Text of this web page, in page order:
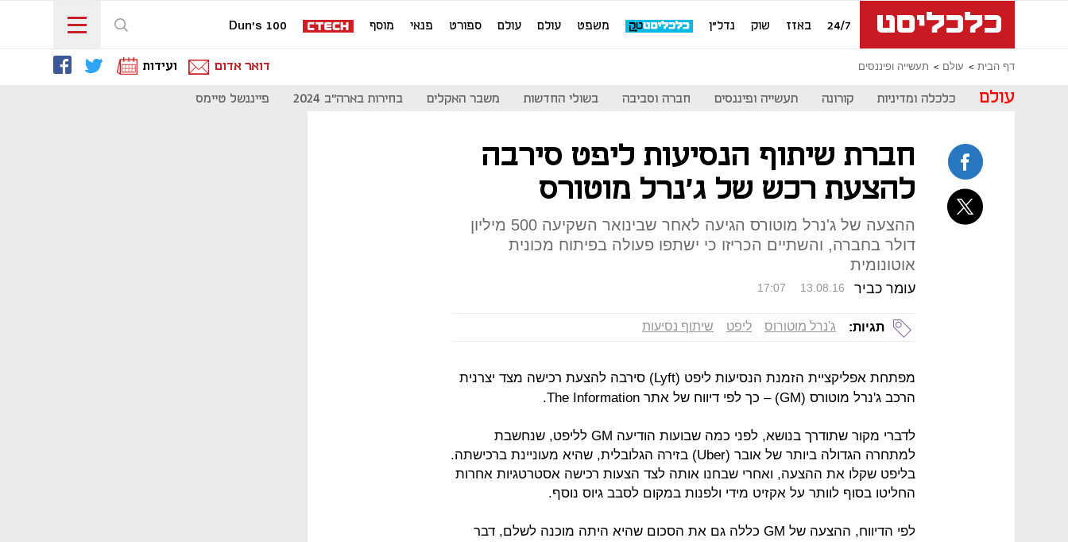
24/7 באזז שוק נדל"ן משפט עולם עולם ספורט פנאי מוסף Dun's 100
דף הבית עולם תעשייה ופיננסים דואר אדום ועידות
עולם כלכלה ומדיניות קורונה תעשייה ופיננסים חברה וסביבה בשולי החדשות משבר האקלים בחירות בארה"ב 2024 פייננשל טיימס
חברת שיתוף הנסיעות ליפט סירבה
להצעת רכש של ג'נרל מוטורס
ההצעה של ג'נרל מוטורס הגיעה לאחר שבינואר השקיעה 500 מיליון
דולר בחברה, והשתיים הכריזו כי ישתפו פעולה בפיתוח מכונית
אוטונומית
עומר כביר 17:07 13.08.16
תגיות: ג'נרל מוטורוס ליפט שיתוף נסיעות
מפתחת אפליקציית הזמנת הנסיעות ליפט (Lyft) סירבה להצעת רכישה מצד יצרנית
הרכב ג'נרל מוטורס (GM) – כך לפי דיווח של אתר The Information.
לדברי מקור שתודרך בנושא, לפני כמה שבועות הודיעה GM לליפט, שנחשבת
למתחרה הגדולה ביותר של אובר (Uber) בזירה הגלובלית, שהיא מעוניינת ברכישתה.
בליפט שקלו את ההצעה, ואחרי שבחנו אותה לצד הצעות רכישה אסטרטגיות אחרות
החליטו בסוף לוותר על אקזיט מידי ולפנות במקום לסבב גיוס נוסף.
לפי הדיווח, ההצעה של GM כללה גם את הסכום שהיא היתה מוכנה לשלם, דבר